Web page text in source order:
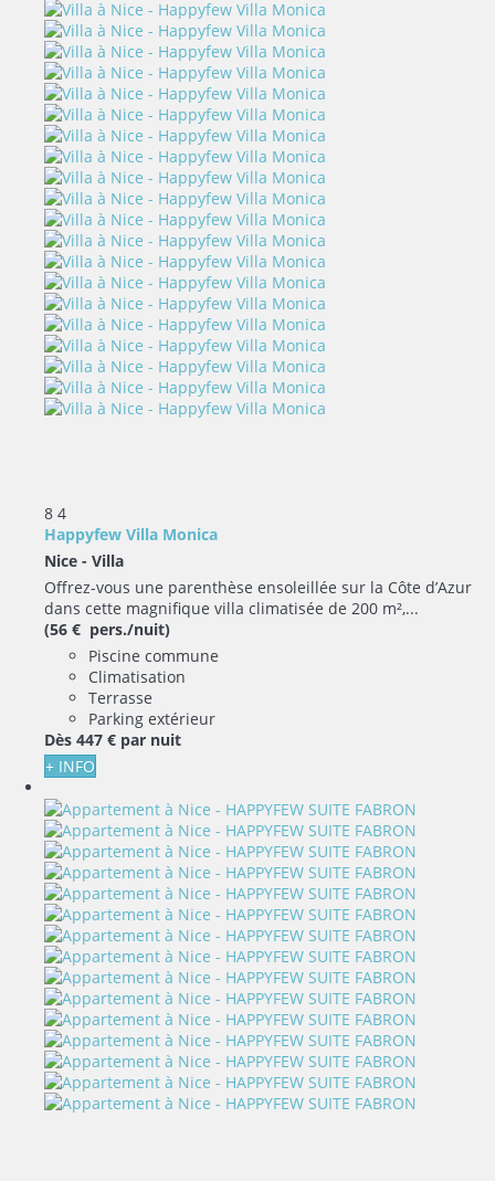
8 4
Happyfew Villa Monica
Nice - Villa
Offrez-vous une parenthèse ensoleillée sur la Côte d’Azur
dans cette magnifique villa climatisée de 200 m²,...
(56 € pers./nuit)
Piscine commune
Climatisation
Terrasse
Parking extérieur
Dès 447 € par nuit
+ INFO